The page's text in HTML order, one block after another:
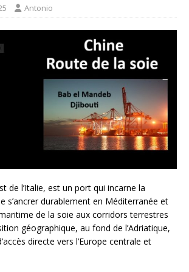
Antonio
de l’Italie, est un port qui incarne la
s’ancrer durablement en Méditerranée et
de la soie aux corridors terrestres
géographique, au fond de l’Adriatique,
directe vers l’Europe centrale et